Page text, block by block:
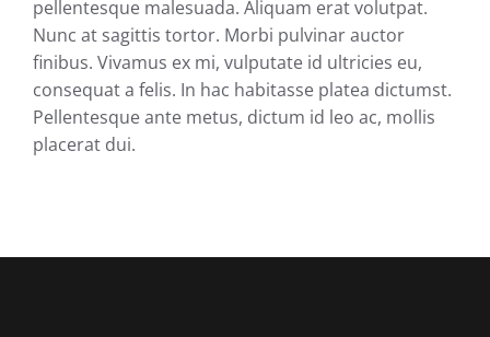
pellentesque malesuada. Aliquam erat volutpat.
Nunc at sagittis tortor. Morbi pulvinar auctor
finibus. Vivamus ex mi, vulputate id ultricies eu,
consequat a felis. In hac habitasse platea dictumst.
Pellentesque ante metus, dictum id leo ac, mollis
placerat dui.